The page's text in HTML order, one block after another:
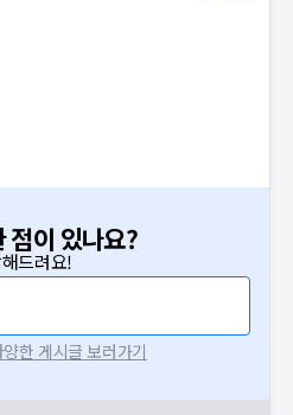
점이 있나요?
드려요!
한 게시글 보러가기